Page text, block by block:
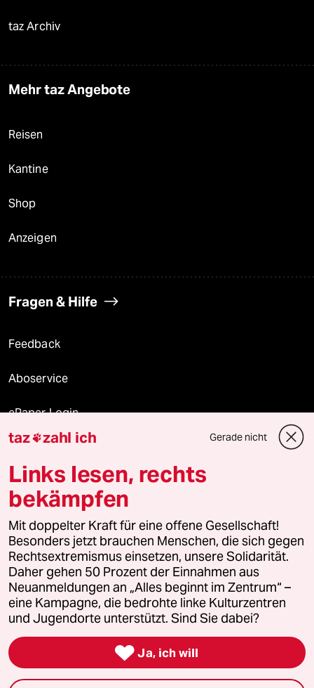
taz Archiv
Mehr taz Angebote
Reisen
Kantine
Shop
Anzeigen
Fragen & Hilfe
Feedback
Aboservice
ePaper Login
Downloads für Abonnierende
© 2026 taz Verlags und Vertriebs GmbH
Alle Rechte vorbehalten. Bei rechtlichen Fragen oder für Genehmigungen
wenden Sie sich bitte an
lizenzen@taz.de
Feedback Redaktionsstatut Kommune-Richtlinien
Leitlinie Informant Datenschutz Impressum AGB
Seitenwende Einwilligungen widerrufen (Ads)
taz zahl ich Gerade nicht
Links lesen, rechts
bekämpfen
Mit doppelter Kraft für eine offene Gesellschaft!
Besonders jetzt brauchen Menschen, die sich gegen
Rechtsextremismus einsetzen, unsere Solidarität.
Daher gehen 50 Prozent der Einnahmen aus
Neuanmeldungen an „Alles beginnt im Zentrum“ –
eine Kampagne, die bedrohte linke Kulturzentren
und Jugendorte unterstützt. Sind Sie dabei?
 Ja, ich will